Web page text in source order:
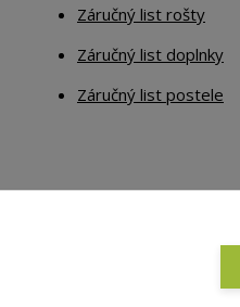
Záručný list rošty
Záručný list doplnky
Záručný list postele